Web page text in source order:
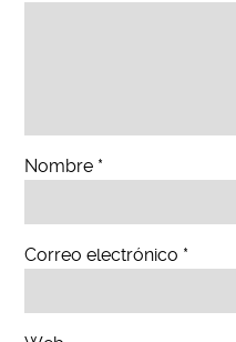
Nombre *
Correo electrónico *